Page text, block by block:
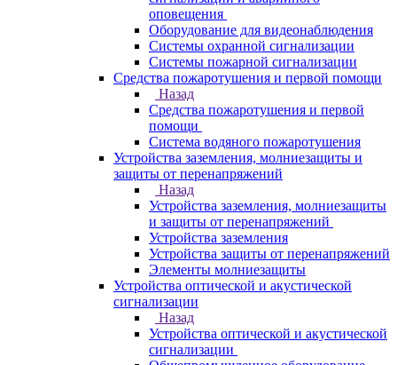
оповещения
Оборудование для видеонаблюдения
Системы охранной сигнализации
Системы пожарной сигнализации
Средства пожаротушения и первой помощи
Назад
Средства пожаротушения и первой
помощи
Система водяного пожаротушения
Устройства заземления, молниезащиты и
защиты от перенапряжений
Назад
Устройства заземления, молниезащиты
и защиты от перенапряжений
Устройства заземления
Устройства защиты от перенапряжений
Элементы молниезащиты
Устройства оптической и акустической
сигнализации
Назад
Устройства оптической и акустической
сигнализации